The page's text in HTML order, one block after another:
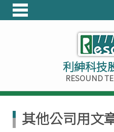
利紳科技
RESOUND
其他公司用文